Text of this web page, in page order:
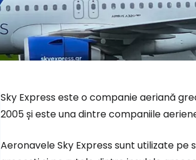
Sky Express este o companie aeriană
2005 și este una dintre companiile
Aeronavele Sky Express sunt utilizate